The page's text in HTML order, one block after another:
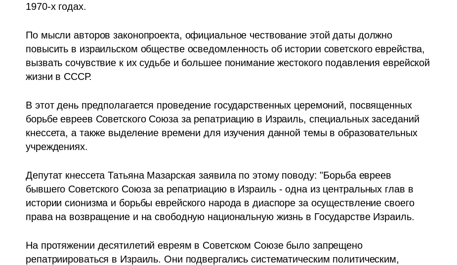
1970-х годах.
По мысли авторов законопроекта, официальное чествование этой даты должно
повысить в израильском обществе осведомленность об истории советского еврейства,
вызвать сочувствие к их судьбе и большее понимание жестокого подавления еврейской
жизни в СССР.
В этот день предполагается проведение государственных церемоний, посвященных
борьбе евреев Советского Союза за репатриацию в Израиль, специальных заседаний
кнессета, а также выделение времени для изучения данной темы в образовательных
учреждениях.
Депутат кнессета Татьяна Мазарская заявила по этому поводу: "Борьба евреев
бывшего Советского Союза за репатриацию в Израиль - одна из центральных глав в
истории сионизма и борьбы еврейского народа в диаспоре за осуществление своего
права на возвращение и на свободную национальную жизнь в Государстве Израиль.
На протяжении десятилетий евреям в Советском Союзе было запрещено
репатриироваться в Израиль. Они подвергались систематическим политическим,